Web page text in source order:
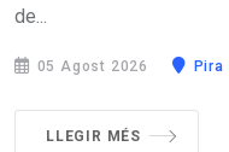
de...
05 Agost 2026 Pira
LLEGIR MÉS